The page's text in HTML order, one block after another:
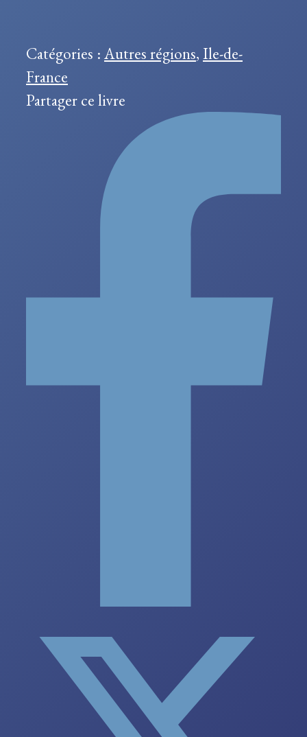
Seine
Catégories : Autres régions, Ile-de-
France
Partager ce livre